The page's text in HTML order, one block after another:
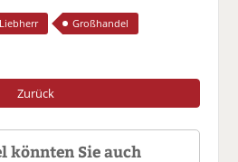
Großhandel
Zurück
könnten Sie auch